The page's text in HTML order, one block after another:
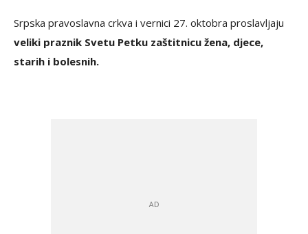
Srpska pravoslavna crkva i vernici 27. oktobra proslavljaju
veliki praznik Svetu Petku zaštitnicu žena, djece,
starih i bolesnih.